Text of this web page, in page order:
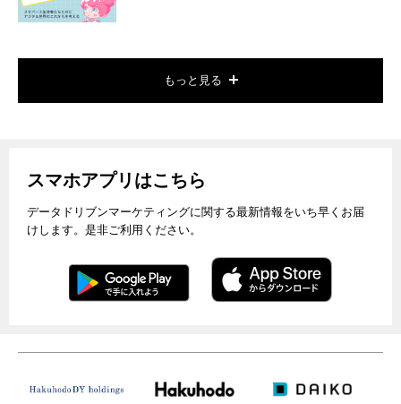
もっと見る
スマホアプリはこちら
データドリブンマーケティングに関する最新情報をいち早くお届
けします。是非ご利用ください。